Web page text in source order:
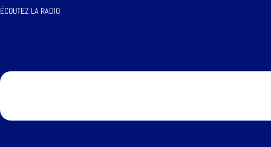
ÉCOUTEZ LA RADIO